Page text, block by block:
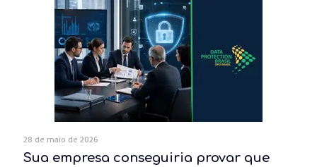
28 de maio de 2026
Sua empresa conseguiria provar que